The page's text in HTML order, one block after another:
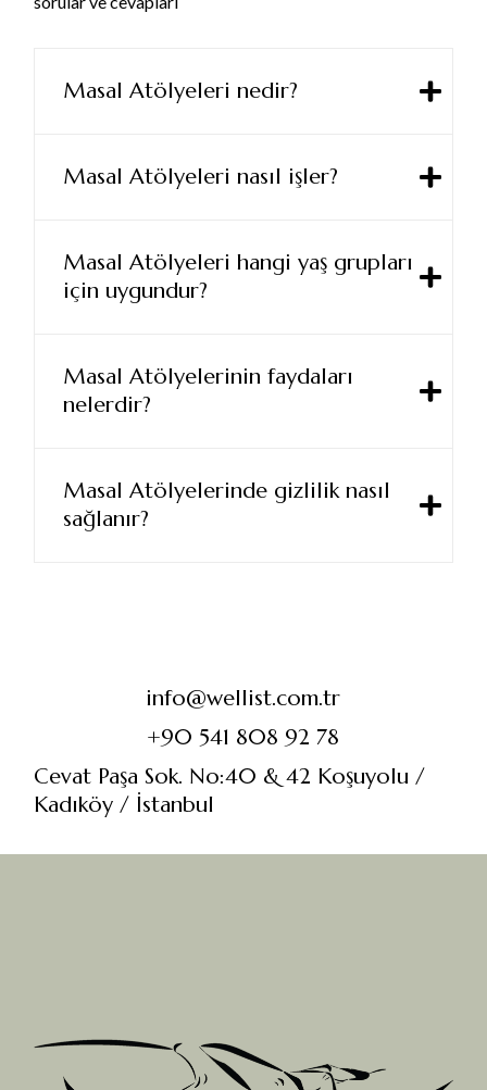
Masal Atölyeleri nedir?
Masal Atölyeleri nasıl işler?
Masal Atölyeleri hangi yaş grupları
için uygundur?
Masal Atölyelerinin faydaları
nelerdir?
Masal Atölyelerinde gizlilik nasıl
sağlanır?
info@wellist.com.tr
+90 541 808 92 78
Cevat Paşa Sok. No:40 & 42 Koşuyolu /
Kadıköy / İstanbul